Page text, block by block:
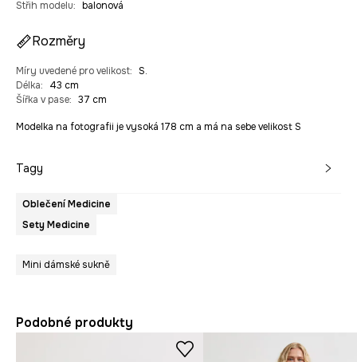
Střih modelu: balonová
Rozměry
Míry uvedené pro velikost: S.
Délka:
43 cm
Šířka v pase: 37 cm
Modelka na fotografii je vysoká 178 cm a má na sebe velikost S
Tagy
Oblečení Medicine
Sety Medicine
Mini dámské sukně
Podobné produkty